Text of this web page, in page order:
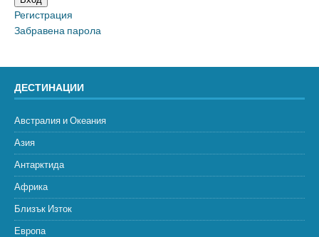
Регистрация
Забравена парола
ДЕСТИНАЦИИ
Австралия и Океания
Азия
Антарктида
Африка
Близък Изток
Европа